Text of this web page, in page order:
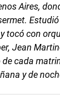
Aires,
tocó con
Jean
cada
y de